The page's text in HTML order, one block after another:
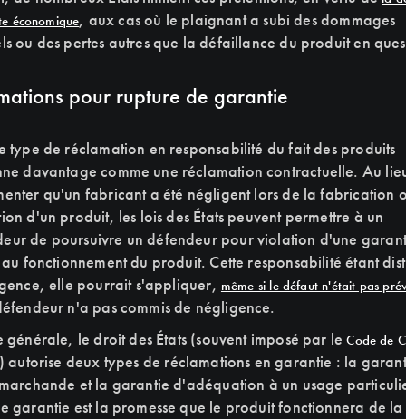
économique, aux cas où le plaignant a subi des dommages
ou des pertes autres que la défaillance du produit en
pour rupture de garantie
type de réclamation en responsabilité du fait des produits
davantage comme une réclamation contractuelle. Au
qu'un fabricant a été négligent lors de la fabrication
d'un produit, les lois des États peuvent permettre à un
de poursuivre un défendeur pour violation d'une
fonctionnement du produit. Cette responsabilité étant
elle pourrait s'appliquer, même si le défaut n'était pas
n'a pas commis de négligence.
générale, le droit des États (souvent imposé par leCode de
autorise deux types de réclamations en garantie : la
et la garantie d'adéquation à un usage
garantie est la promesse que le produit fonctionnera de la